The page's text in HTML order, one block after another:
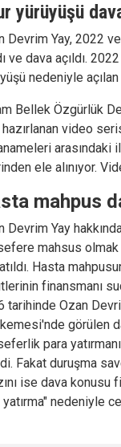
yürüyüşü
Devrim Yay, 2022
ve dava açıldı.
nedeniyle
Bellek Özgürlük
video
arasındaki
ele alınıyor.
mahpus
Devrim Yay
mahsus olmak
Hasta
finansmanı
tarihinde Ozan
görülen
para
Fakat duruşma
ise dava konusu
yatırma" nedeniyle